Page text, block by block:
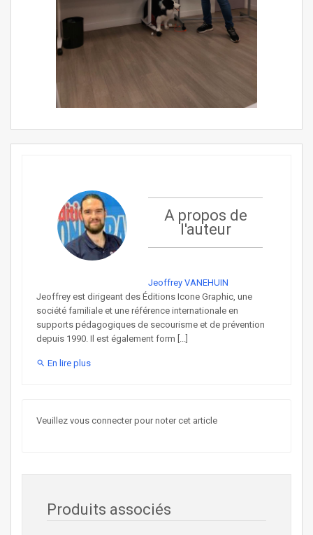
A propos de
l'auteur
Jeoffrey VANEHUIN
Jeoffrey est dirigeant des Éditions Icone Graphic, une
société familiale et une référence internationale en
supports pédagogiques de secourisme et de prévention
depuis 1990. Il est également form [...]
search En lire plus
Veuillez vous connecter pour noter cet article
Produits associés